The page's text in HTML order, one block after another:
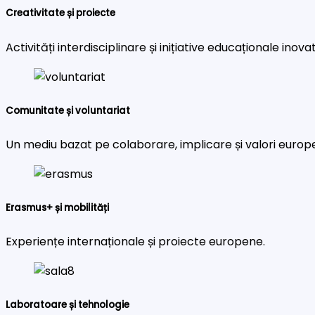
Creativitate și proiecte
Activități interdisciplinare și inițiative educaționale
Comunitate și voluntariat
Un mediu bazat pe colaborare, implicare și valori
Erasmus+ și mobilități
Experiențe internaționale și proiecte europene.
Laboratoare și tehnologie